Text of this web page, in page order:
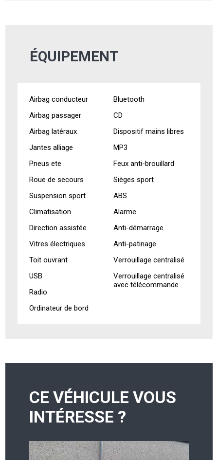
ÉQUIPEMENT
Airbag conducteur
Airbag passager
Airbag latéraux
Jantes alliage
Pneus ete
Roue de secours
Suspension sport
Climatisation
Direction assistée
Vitres électriques
Toit ouvrant
USB
Radio
Ordinateur de bord
Bluetooth
CD
Dispositif mains libres
MP3
Feux anti-brouillard
Sièges sport
ABS
Alarme
Anti-démarrage
Anti-patinage
Verrouillage centralisé
Verrouillage centralisé
avec télécommande
CE VÉHICULE VOUS
INTÉRESSE ?